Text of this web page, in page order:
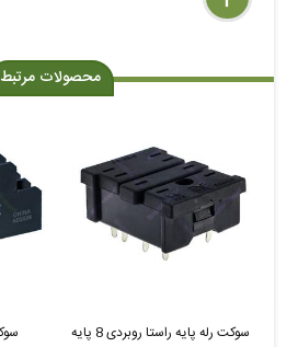
محصولات مرتبط
سوکت رله پایه راستا روبردی 8 پایه